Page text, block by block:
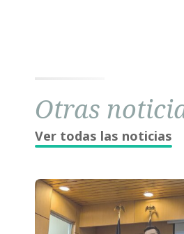
Otras
Ver todas las noticias